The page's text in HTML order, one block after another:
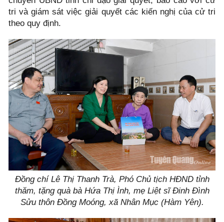
tri và giám sát việc giải quyết các kiến nghị của cử tri
theo quy định.
Đồng chí Lê Thị Thanh Trà, Phó Chủ tịch HĐND tỉnh
thăm, tặng quà bà Hứa Thị Ình, mẹ Liệt sĩ Đinh Đình
Sửu thôn Đồng Moóng, xã Nhân Mục (Hàm Yên).